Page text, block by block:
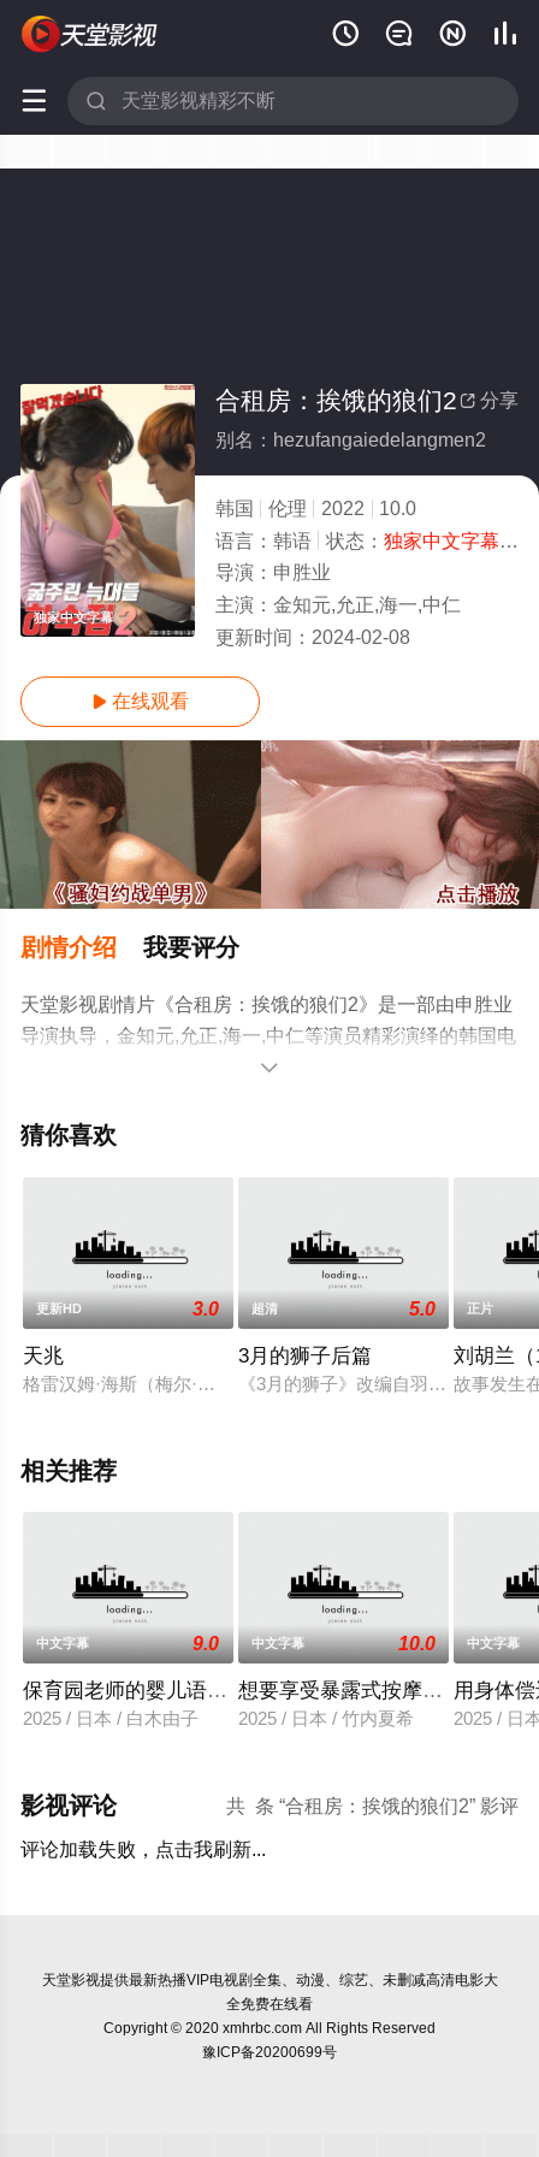
   
 
独家中文字幕
 分享
合租房：挨饿的狼们2
别名：hezufangaiedelangmen2
韩国 伦理 2022
10.0
语言： 韩语 状态： 独家中文字幕- 免
导演： 申胜业
主演： 金知元,允正,海一,中仁
更新时间： 2024-02-08
 在线观看
剧情介绍 我要评分
天堂影视剧情片《合租房：挨饿的狼们2》是一部由申胜业
导演执导，金知元,允正,海一,中仁等演员精彩演绎的韩国电
影，手机免费在线观看高清无删减完整版电影大全就上天
情网等平台了解。

猜你喜欢
更新HD 3.0
天兆
格雷汉姆·海斯（梅尔·吉布森MelGibson饰）是美国费城某小镇
超清 5.0
3月的狮子后篇
《3月的狮子》改编自羽海野千花的
正片
刘胡兰
故事发生
相关推荐
中文字幕 9.0
保育园老师的婴儿语让人超兴奋
2025 / 日本 / 白木由子
中文字幕 10.0
想要享受暴露式按摩的已婚女子
2025 / 日本 / 竹内夏希
中文字幕
用身体
2025 / 日
共 条 “合租房：挨饿的狼们2” 影评
影视评论
评论加载失败，点击我刷新...
天堂影视提供最新热播VIP电视剧全集、动漫、综艺、未删减高清电影大
全免费在线看
Copyright © 2020 xmhrbc.com All Rights Reserved
豫ICP备20200699号